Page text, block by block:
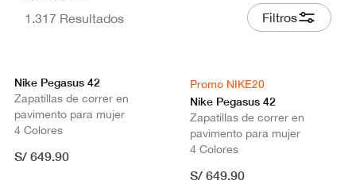
1.317 Resultados Filtros
Nike Pegasus 42
Zapatillas de correr en
pavimento para mujer
4 Colores
S/ 649.90
Promo NIKE20
Nike Pegasus 42
Zapatillas de correr en
pavimento para mujer
4 Colores
S/ 649.90